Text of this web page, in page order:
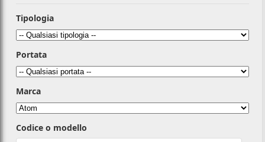
Tipologia
Portata
Marca
Codice o modello